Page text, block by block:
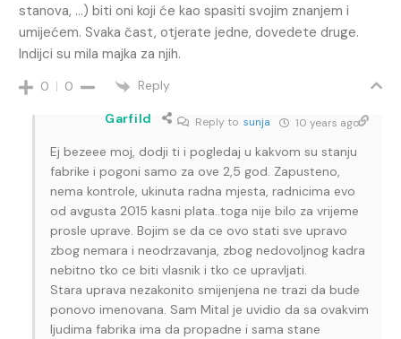
stanova, …) biti oni koji će kao spasiti svojim znanjem i
umijećem. Svaka čast, otjerate jedne, dovedete druge.
Indijci su mila majka za njih.
0 0 Reply
Garfild Reply to sunja 10 years ago
Ej bezeee moj, dodji ti i pogledaj u kakvom su stanju
fabrike i pogoni samo za ove 2,5 god. Zapusteno,
nema kontrole, ukinuta radna mjesta, radnicima evo
od avgusta 2015 kasni plata..toga nije bilo za vrijeme
prosle uprave. Bojim se da ce ovo stati sve upravo
zbog nemara i neodrzavanja, zbog nedovoljnog kadra
nebitno tko ce biti vlasnik i tko ce upravljati.
Stara uprava nezakonito smijenjena ne trazi da bude
ponovo imenovana. Sam Mital je uvidio da sa ovakvim
ljudima fabrika ima da propadne i sama stane